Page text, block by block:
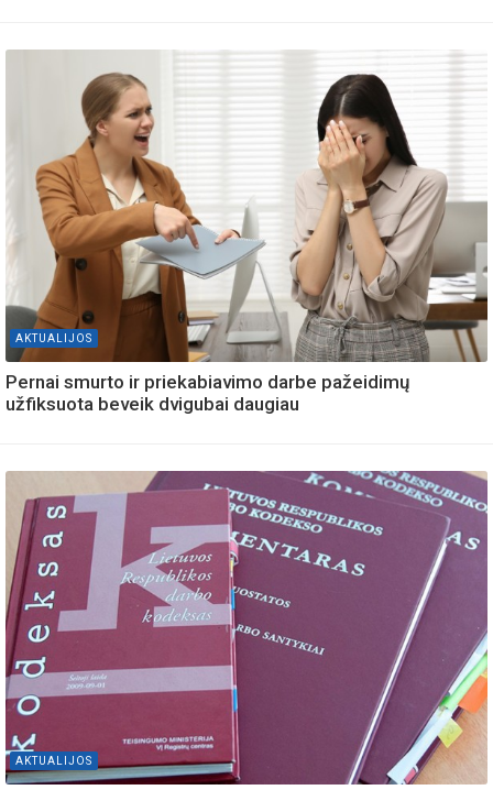
AKTUALIJOS
Pernai smurto ir priekabiavimo darbe pažeidimų
užfiksuota beveik dvigubai daugiau
AKTUALIJOS